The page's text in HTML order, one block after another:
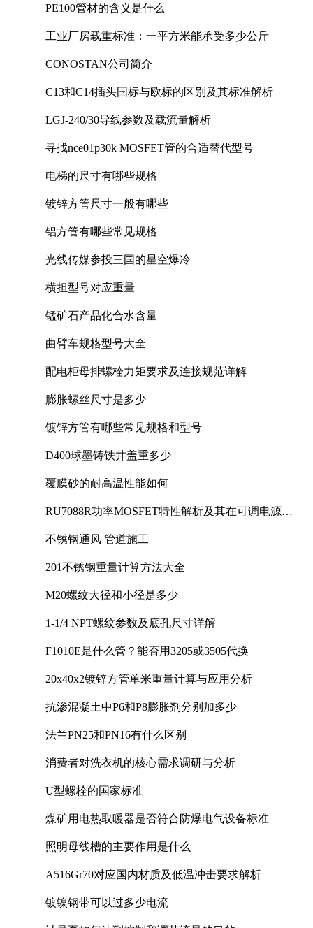
PE100管材的含义是什么
工业厂房载重标准：一平方米能承受多少公斤
CONOSTAN公司简介
C13和C14插头国标与欧标的区别及其标准解析
LGJ-240/30导线参数及载流量解析
寻找nce01p30k MOSFET管的合适替代型号
电梯的尺寸有哪些规格
镀锌方管尺寸一般有哪些
铝方管有哪些常见规格
光线传媒参投三国的星空爆冷
横担型号对应重量
锰矿石产品化合水含量
曲臂车规格型号大全
配电柜母排螺栓力矩要求及连接规范详解
膨胀螺丝尺寸是多少
镀锌方管有哪些常见规格和型号
D400球墨铸铁井盖重多少
覆膜砂的耐高温性能如何
RU7088R功率MOSFET特性解析及其在可调电源设
不锈钢通风 管道施工
201不锈钢重量计算方法大全
M20螺纹大径和小径是多少
1-1/4 NPT螺纹参数及底孔尺寸详解
F1010E是什么管？能否用3205或3505代换
20x40x2镀锌方管单米重量计算与应用分析
抗渗混凝土中P6和P8膨胀剂分别加多少
法兰PN25和PN16有什么区别
消费者对洗衣机的核心需求调研与分析
U型螺栓的国家标准
煤矿用电热取暖器是否符合防爆电气设备标准
照明母线槽的主要作用是什么
A516Gr70对应国内材质及低温冲击要求解析
镀镍钢带可以过多少电流